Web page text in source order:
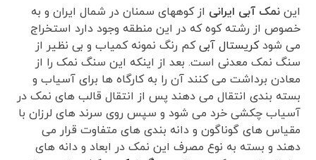
ایننمک آبی ایرانی از کوههای سمنان در شمال ایران و به
خصوص از رشته کوه که در این منطقه وجود دارد استخراج
می شودکریستال آبیکم رنگ نمونه کمیاب و بی نظیر از
سنگ نمک معدنی است. بعد از اینکه این سنگ نمک را از
معادن برداشت می کنند آن را به کارگاه ها برای آسیاب و
بسته بندی انتقال می دهند پس از انتقال قالب های نمک در
آسیاب چکشی خرد می شود و سپس روی سرند های لرزان با
مقیاس های گوناگون و دانه بندی های متفاوت قرار می
دهند و بسته به نوع مصرف این نمک در ابعاد و دانه های